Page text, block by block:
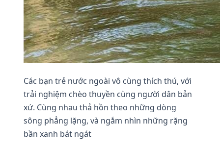
Các bạn trẻ nước ngoài vô cùng thích thú, với
trải nghiệm chèo thuyền cùng người dân bản
xứ. Cùng nhau thả hồn theo những dòng
sông phẳng lặng, và ngắm nhìn những rặng
bần xanh bát ngát